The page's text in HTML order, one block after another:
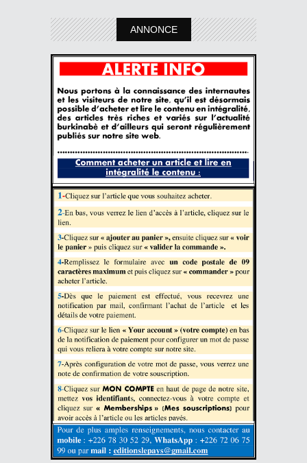
ANNONCE